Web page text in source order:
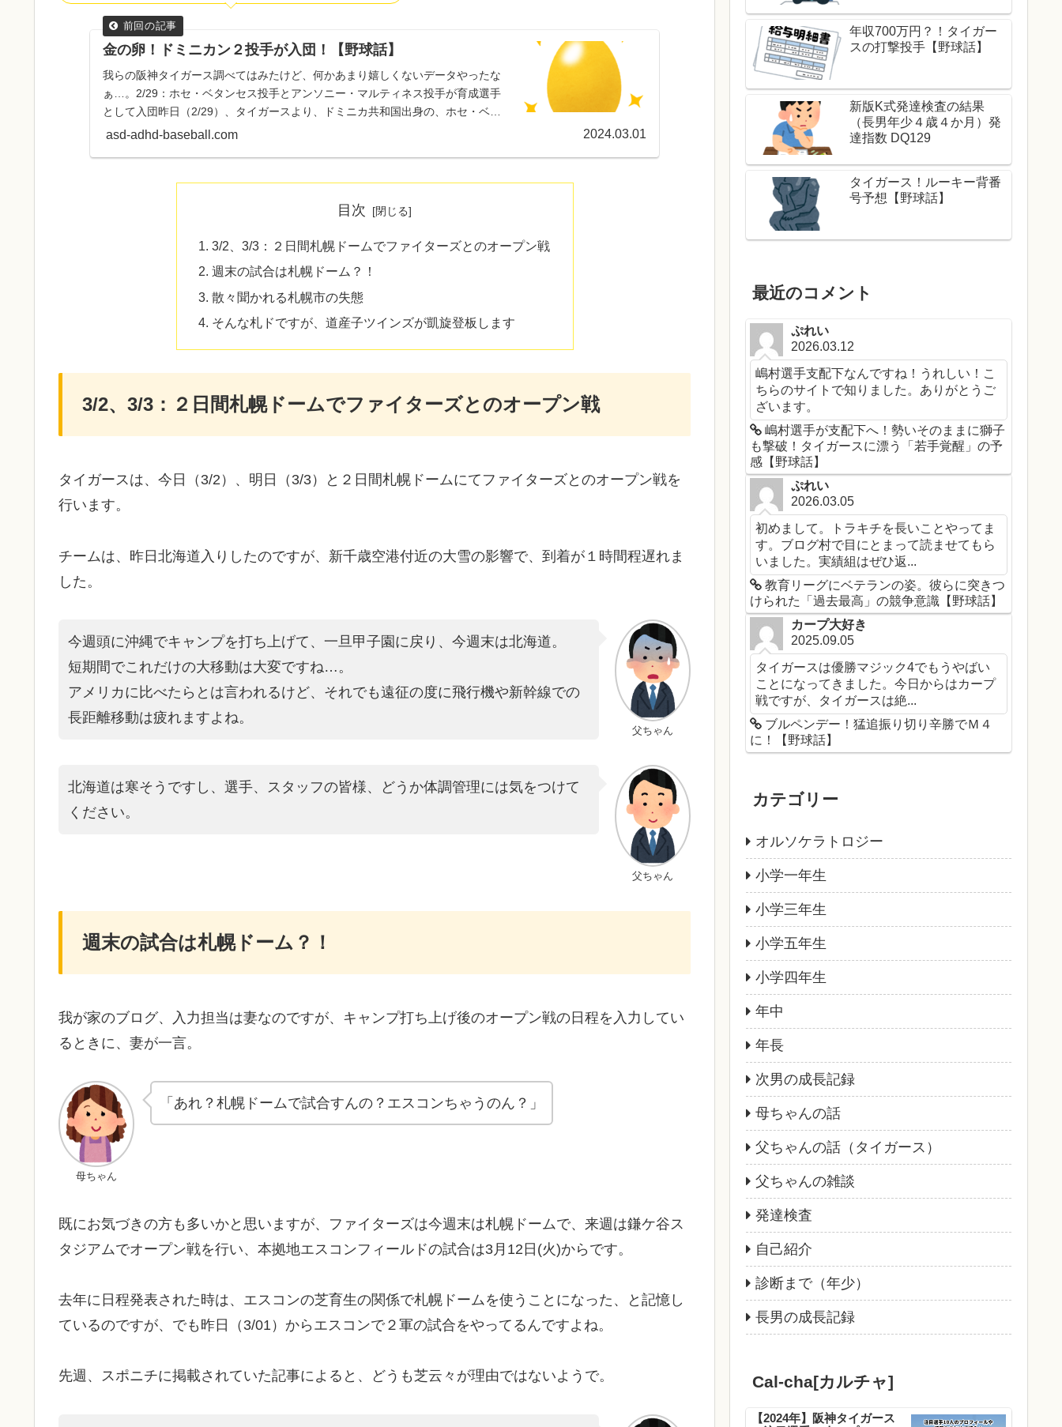
金の卵！ドミニカン２投手が入団！【野球話】
我らの阪神タイガース調べてはみたけど、何かあまり嬉しくないデータやったな
ぁ…。2/29：ホセ・ベタンセス投手とアンソニー・マルティネス投手が育成選手
として入団昨日（2/29）、タイガースより、ドミニカ共和国出身の、ホセ・ベタ
ンセス投手とアン...
asd-adhd-baseball.com 2024.03.01
目次
3/2、3/3：２日間札幌ドームでファイターズとのオープン戦
週末の試合は札幌ドーム？！
散々聞かれる札幌市の失態
そんな札ドですが、道産子ツインズが凱旋登板します
3/2、3/3：２日間札幌ドームでファイターズとのオープン戦
タイガースは、今日（3/2）、明日（3/3）と２日間札幌ドームにてファイターズとのオープン戦を
行います。
チームは、昨日北海道入りしたのですが、新千歳空港付近の大雪の影響で、到着が１時間程遅れま
した。
父ちゃん
今週頭に沖縄でキャンプを打ち上げて、一旦甲子園に戻り、今週末は北海道。
短期間でこれだけの大移動は大変ですね…。
アメリカに比べたらとは言われるけど、それでも遠征の度に飛行機や新幹線での
長距離移動は疲れますよね。
父ちゃん
北海道は寒そうですし、選手、スタッフの皆様、どうか体調管理には気をつけて
ください。
週末の試合は札幌ドーム？！
我が家のブログ、入力担当は妻なのですが、キャンプ打ち上げ後のオープン戦の日程を入力してい
るときに、妻が一言。
母ちゃん
「あれ？札幌ドームで試合すんの？エスコンちゃうのん？」
既にお気づきの方も多いかと思いますが、ファイターズは今週末は札幌ドームで、来週は鎌ケ谷ス
タジアムでオープン戦を行い、本拠地エスコンフィールドの試合は3月12日(火)からです。
去年に日程発表された時は、エスコンの芝育生の関係で札幌ドームを使うことになった、と記憶し
ているのですが、でも昨日（3/01）からエスコンで２軍の試合をやってるんですよね。
先週、スポニチに掲載されていた記事によると、どうも芝云々が理由ではないようで。
年収700万円？！タイガー
スの打撃投手【野球話】
新版K式発達検査の結果
（長男年少４歳４か月）発
達指数 DQ129
タイガース！ルーキー背番
号予想【野球話】
最近のコメント
ぷれい
2026.03.12
嶋村選手支配下なんですね！うれしい！こ
ちらのサイトで知りました。ありがとうご
ざいます。
嶋村選手が支配下へ！勢いそのままに獅子
も撃破！タイガースに漂う「若手覚醒」の予
感【野球話】
ぷれい
2026.03.05
初めまして。トラキチを長いことやってま
す。ブログ村で目にとまって読ませてもら
いました。実績組はぜひ返...
教育リーグにベテランの姿。彼らに突きつ
けられた「過去最高」の競争意識【野球話】
カープ大好き
2025.09.05
タイガースは優勝マジック4でもうやばい
ことになってきました。今日からはカープ
戦ですが、タイガースは絶...
ブルペンデー！猛追振り切り辛勝でＭ４
に！【野球話】
カテゴリー
オルソケラトロジー
小学一年生
小学三年生
小学五年生
小学四年生
年中
年長
次男の成長記録
母ちゃんの話
父ちゃんの話（タイガース）
父ちゃんの雑談
発達検査
自己紹介
診断まで（年少）
長男の成長記録
Cal-cha[カルチャ]
【2024年】阪神タイガース